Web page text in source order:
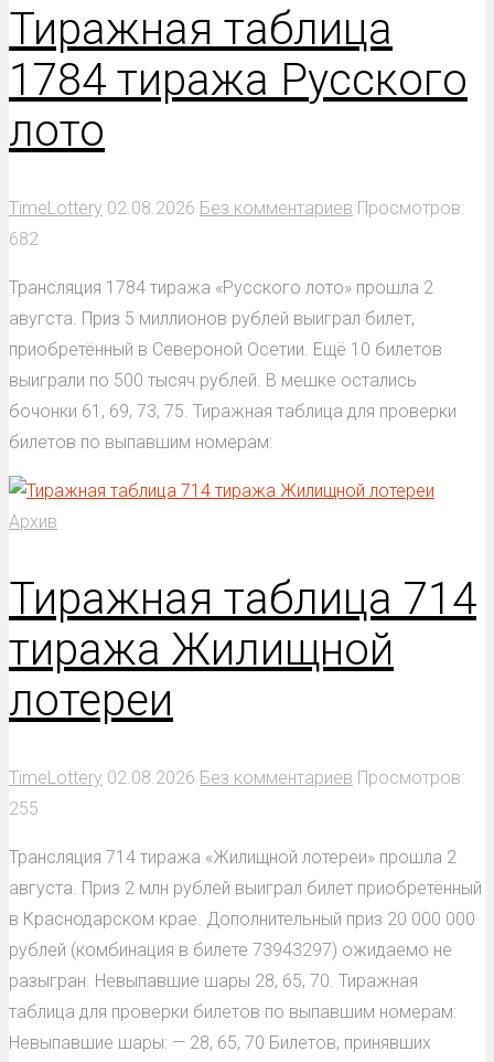
Тиражная таблица
1784 тиража Русского
лото
TimeLottery 02.08.2026 Без комментариев Просмотров:
682
Трансляция 1784 тиража «Русского лото» прошла 2
авугста. Приз 5 миллионов рублей выиграл билет,
приобретённый в Североной Осетии. Ещё 10 билетов
выиграли по 500 тысяч рублей. В мешке остались
бочонки 61, 69, 73, 75. Тиражная таблица для проверки
билетов по выпавшим номерам:
Архив
Тиражная таблица 714
тиража Жилищной
лотереи
TimeLottery 02.08.2026 Без комментариев Просмотров:
255
Трансляция 714 тиража «Жилищной лотереи» прошла 2
августа. Приз 2 млн рублей выиграл билет приобретённый
в Краснодарском крае. Дополнительный приз 20 000 000
рублей (комбинация в билете 73943297) ожидаемо не
разыгран. Невыпавшие шары 28, 65, 70. Тиражная
таблица для проверки билетов по выпавшим номерам:
Невыпавшие шары: — 28, 65, 70 Билетов, принявших